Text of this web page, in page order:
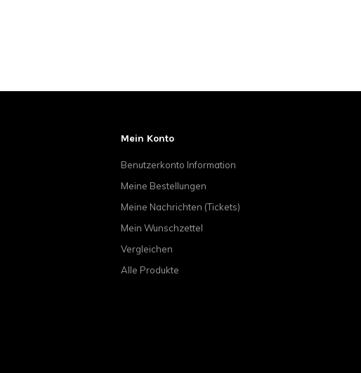
Mein Konto
Benutzerkonto Information
Meine Bestellungen
Meine Nachrichten (Tickets)
Mein Wunschzettel
Vergleichen
Alle Produkte